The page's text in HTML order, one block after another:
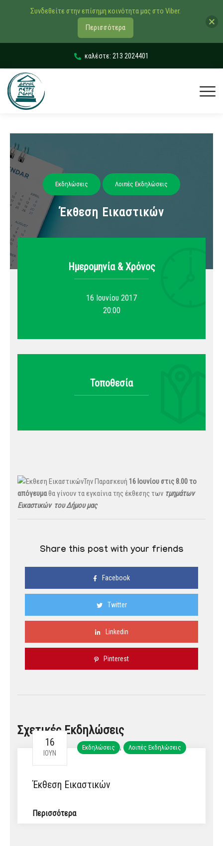
καλέστε: 213 2024401
Εκδηλώσεις Λοιπές Εκδηλώσεις
Έκθεση Εικαστικών
Ημερομηνία & Xρόνος
16 Ιουνίου 2017
20:00
Τοποθεσία
Την Παρασκευή 16 Ιουνίου στις 8.00 το
απόγευμαθα γίνουν τα εγκαίνια της έκθεσης των τμημάτων
Εικαστικών του Δήμου μας
Share this post with your friends
Facebook
Twitter
Linkedin
Pinterest
Σχετικές Εκδηλώσεις
16
ΙΟΎΝ
Εκδηλώσεις , Λοιπές Εκδηλώσεις
Έκθεση Εικαστικών
Περισσότερα
Συνδεθείτε στην επίσημη κοινότητα μας στο Viber.
Περισσότερα